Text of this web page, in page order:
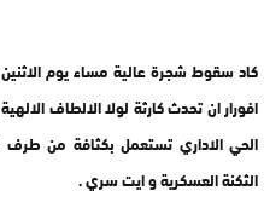
افورار ان تحدث كارثة لولا الالطاف
الحي الاداري تستعمل بكثافة من
الثكنة العسكرية و ايت سري .